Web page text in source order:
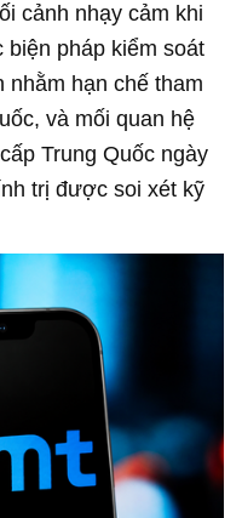
cảnh nhạy cảm khi
biện pháp kiểm soát
nhằm hạn chế tham
và mối quan hệ
Trung Quốc ngày
trị được soi xét kỹ